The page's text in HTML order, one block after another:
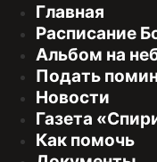
Главная
Расписание
Альбом на
Подать
Новости
Газета
Как помочь